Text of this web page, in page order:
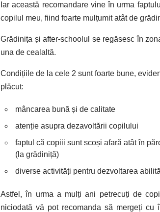
Iar această recomandare vine în urma
copilul meu, fiind foarte mulțumit atât de
Grădinița și after-schoolul se regăsesc în
una de cealaltă.
Condițiile de la cele 2 sunt foarte bune,
plăcut:
mâncarea bună și de calitate
atenție asupra dezavoltării copilului
faptul că copiii sunt scoși afară atât în
(la grădiniță)
diverse activități pentru dezvoltarea
Astfel, în urma a mulți ani petrecuți de
niciodată vă pot recomanda să mergeți cu